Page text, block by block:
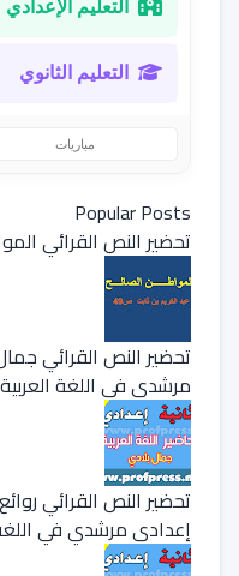
التعليم الإعدادي
التعليم الثانوي
مباريات
Popular Posts
تحضير النص القرائي
تحضير النص القرائي
مرشدي في اللغة العربية
تحضير النص القرائي
إعدادي مرشدي في